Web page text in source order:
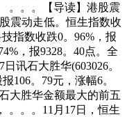
。。。【导读】港股震
震动走低。恒生指数收
指数收跌0。96%，报
，报9328。40点。全
讯石大胜华(603026。
106。79元，涨幅6。
大胜华金额最大的前五
。。。11月17日，恒生